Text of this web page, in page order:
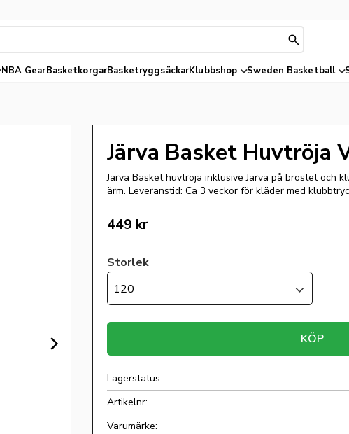
NBA GearBasketkorgarBasketryggsäckarKlubbshop Sweden Basketball
Järva Basket Huvtröja
Järva Basket huvtröja inklusive Järva på bröstet och
ärm. Leveranstid: Ca 3 veckor för kläder med
449 kr
Storlek
120
KÖP
Lagerstatus
Artikelnr